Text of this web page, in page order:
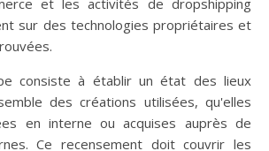
et les activités de dropshipping
sur des technologies propriétaires et
consiste à établir un état des lieux
des créations utilisées, qu'elles
en interne ou acquises auprès de
Ce recensement doit couvrir les